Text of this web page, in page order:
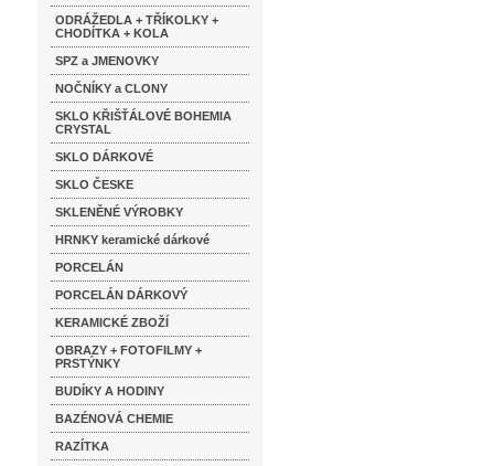
ODRÁŽEDLA + TŘÍKOLKY +
CHODÍTKA + KOLA
SPZ a JMENOVKY
NOČNÍKY a CLONY
SKLO KŘIŠŤÁLOVÉ BOHEMIA
CRYSTAL
SKLO DÁRKOVÉ
SKLO ČESKE
SKLENĚNÉ VÝROBKY
HRNKY keramické dárkové
PORCELÁN
PORCELÁN DÁRKOVÝ
KERAMICKÉ ZBOŽÍ
OBRAZY + FOTOFILMY +
PRSTÝNKY
BUDÍKY A HODINY
BAZÉNOVÁ CHEMIE
RAZÍTKA